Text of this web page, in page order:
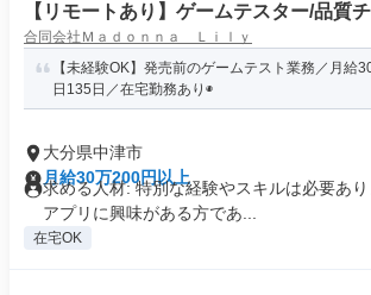
【リモートあり】ゲームテスター/品質
合同会社Ｍａｄｏｎｎａ Ｌｉｌｙ
【未経験OK】発売前のゲームテスト業務／月給
日135日／在宅勤務あり◉
大分県中津市
月給30万200円以上
求める人材: 特別な経験やスキルは必要あ
アプリに興味がある方であ...
在宅OK